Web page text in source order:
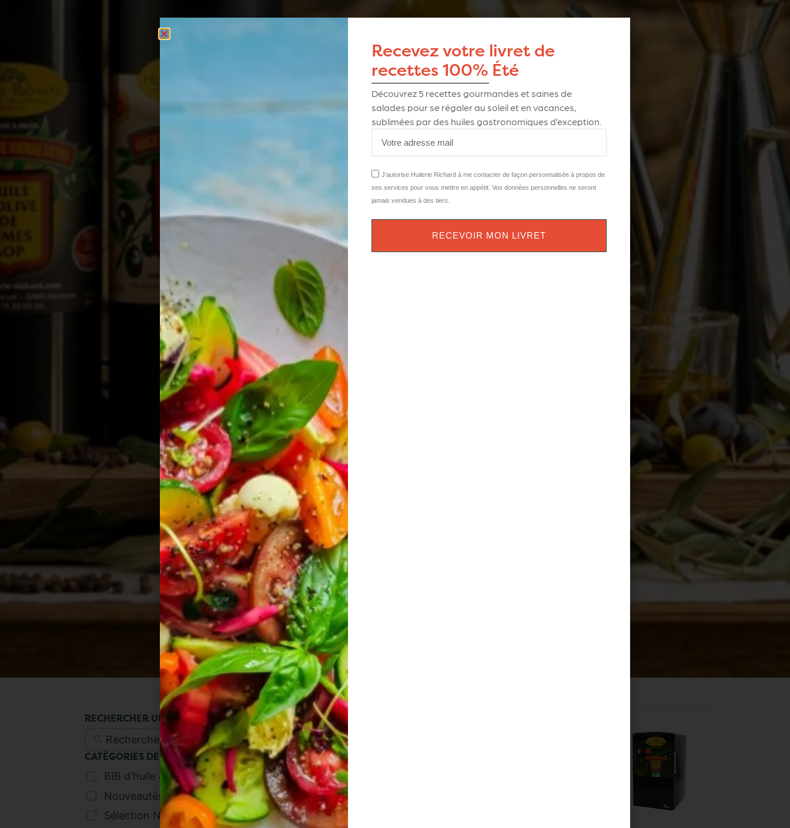
RECHERCHER UN PRODUIT
CATÉGORIES DE PRODUITS
BIB d'huile d'olive (5)
Nouveautés
(5)
Sélection Noël (13)
Recevez votre livret de
recettes 100% Été
Découvrez 5 recettes gourmandes et saines de
salades pour se régaler au soleil et en vacances,
sublimées par des huiles gastronomiques d’exception.
J’autorise Huilerie Richard à me contacter de façon personnalisée à propos de
ses services pour vous mettre en appétit. Vos données personnelles ne seront
jamais vendues à des tiers.
RECEVOIR MON LIVRET